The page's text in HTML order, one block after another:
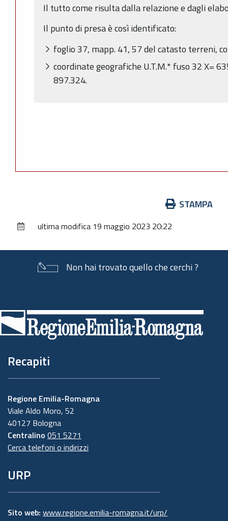
Il tutto come risulta dalla relazione e dagli
Il punto di presa è così identificato:
foglio 37, mapp. 41, 57 del catasto terreni,
coordinate geografiche U.T.M.* fuso 32 X=
897.324.
documento
STAMPA
ultima modifica 19 maggio 2023 20:22
Non hai trovato quello che cerchi ?
di
pagina
Recapiti
Regione Emilia-Romagna
Viale Aldo Moro, 52
40127 Bologna
Centralino 051 5271
Cerca telefoni o indirizzi
URP
Sito web: www.regione.emilia-romagna.it/urp/